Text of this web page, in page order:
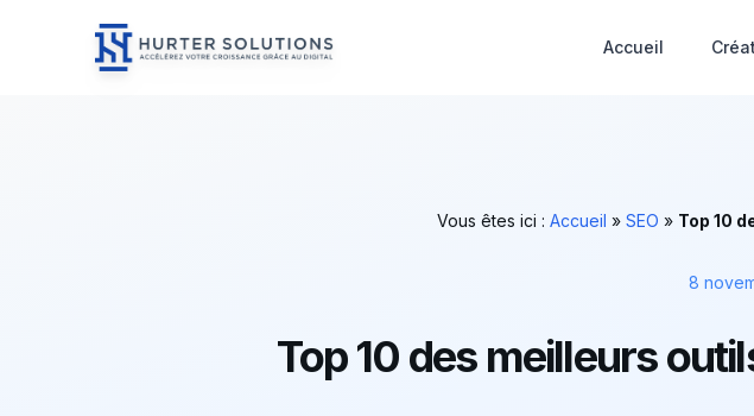
Accueil
Vous êtes ici : Accueil » SEO » Top 10
8
Top 10 des meilleurs